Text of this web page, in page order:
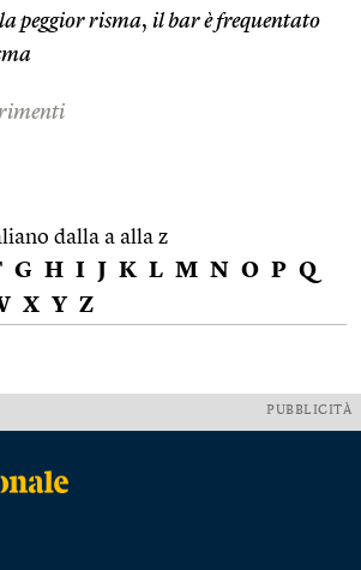
peggior risma, il bar è frequentato
dalla a alla z
G H I J K L M N O P Q
X Y Z
PUBBLICITÀ